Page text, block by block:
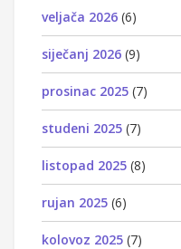
veljača 2026 (6)
siječanj 2026 (9)
prosinac 2025 (7)
studeni 2025 (7)
listopad 2025 (8)
rujan 2025 (6)
kolovoz 2025 (7)